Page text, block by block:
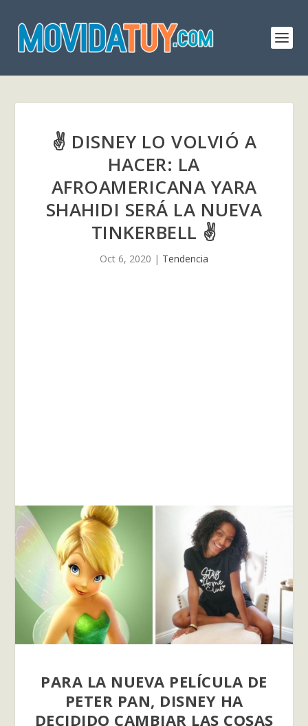
✌ DISNEY LO VOLVIÓ A
HACER: LA
AFROAMERICANA YARA
SHAHIDI SERÁ LA NUEVA
TINKERBELL ✌
Oct 6, 2020 | Tendencia
PARA LA NUEVA PELÍCULA DE
PETER PAN, DISNEY HA
DECIDIDO CAMBIAR LAS COSAS